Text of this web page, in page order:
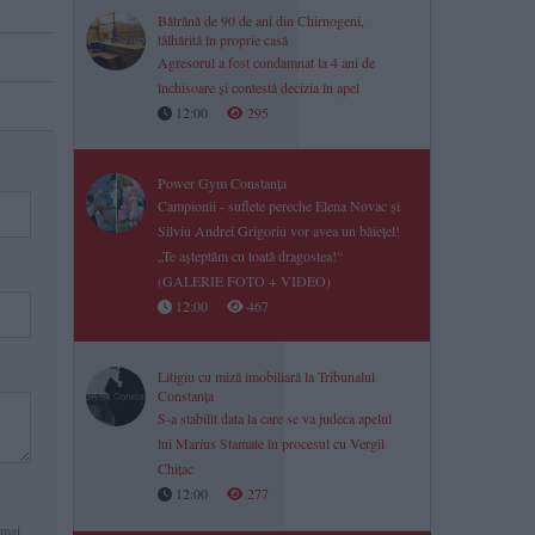
Bătrână de 90 de ani din Chirnogeni,
tâlhărită în proprie casă
Agresorul a fost condamnat la 4 ani de
închisoare și contestă decizia în apel
12:00
295
Power Gym Constanța
Campionii - suflete pereche Elena Novac și
Silviu Andrei Grigoriu vor avea un băiețel!
„Te așteptăm cu toată dragostea!“
(GALERIE FOTO + VIDEO)
12:00
467
Litigiu cu miză imobiliară la Tribunalul
Constanța
S-a stabilit data la care se va judeca apelul
lui Marius Stamate în procesul cu Vergil
Chițac
12:00
277